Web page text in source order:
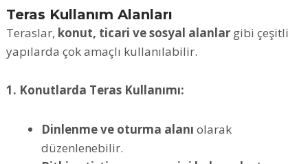
Teras Kullanım Alanları
Teraslar, konut, ticari ve sosyal alanlar gibi çeşitli
yapılarda çok amaçlı kullanılabilir.
1. Konutlarda Teras Kullanımı:
Dinlenme ve oturma alanı olarak
düzenlenebilir.